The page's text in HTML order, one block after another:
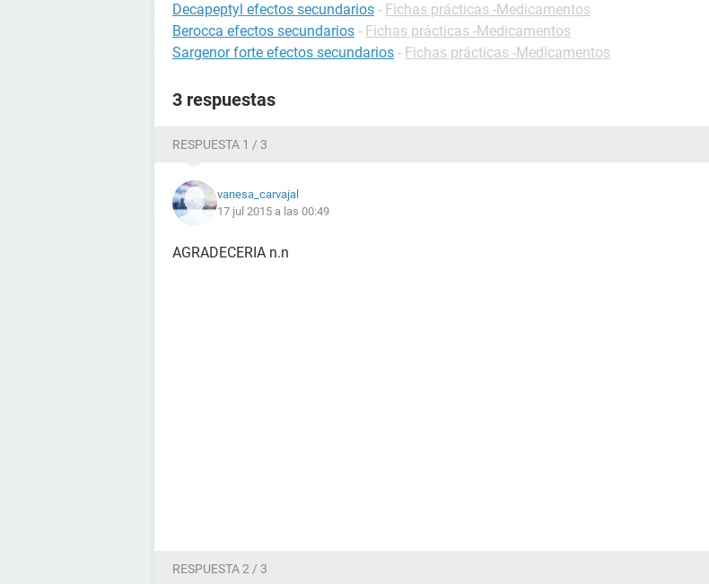
Decapeptyl efectos secundarios - Fichas prácticas -Medicamentos
Berocca efectos secundarios - Fichas prácticas -Medicamentos
Sargenor forte efectos secundarios - Fichas prácticas -Medicamentos
3 respuestas
RESPUESTA 1 / 3
vanesa_carvajal
17 jul 2015 a las 00:49
AGRADECERIA n.n
RESPUESTA 2 / 3